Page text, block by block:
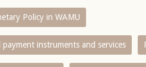
Policy in WAMU
instruments and services